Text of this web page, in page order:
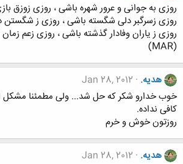
روزی به جوانی و عرور شهره باشی ، روزی زوزق
روزی زسرگبر دلی شگسته باشی ، روزی ز
روزی ز یاران وفادار گذشته باشی ، روزی زعم
(MAR)
هدیه. Jan 28, 2012
خوب خدارو شکر که حل شد... ولی مطمئنا مشکل
کافی نداده.
روزتون خوش و خرم
هدیه. Jan 28, 2012